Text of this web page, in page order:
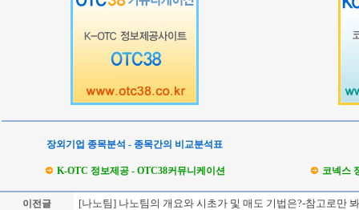
장외기업 종목분석 - 종목간의 비교분석표
K-OTC 정보제공 - OTC38커뮤니케이션 코넥스
이전글 [나노팀] 나노팀의 개요와 시초가 및 매도 기법은?-참고로만